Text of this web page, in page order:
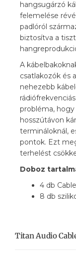
hangsugárzó
felemelése
padlóról
biztosítva a
A
csatlakozók és
nehezebb
probléma,
hosszútávon
termináloknál,
pontok. Ezt
terhelést
Doboz
4 db
8 db
Titan Audio